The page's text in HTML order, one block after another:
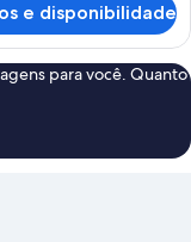
e disponibilidade
para você. Quanto